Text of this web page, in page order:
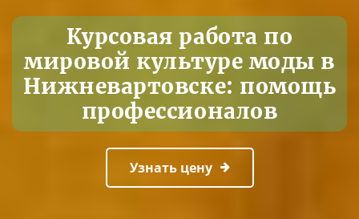
Курсовая работа по
мировой культуре моды в
Нижневартовске: помощь
профессионалов
Узнать цену